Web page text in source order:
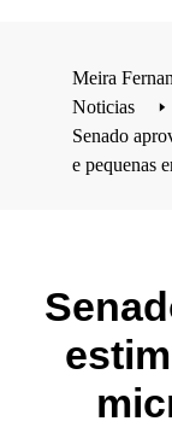
Meira
Noticias
🢒
Senado
e pequenas